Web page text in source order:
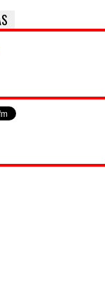
Forum 2022:
dan Kemanusiaan